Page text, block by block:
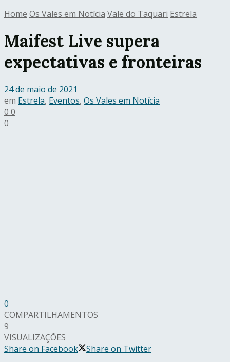
Home Os Vales em Notícia Vale do Taquari Estrela
Maifest Live supera
expectativas e fronteiras
24 de maio de 2021
em Estrela, Eventos, Os Vales em Notícia
0 0
0
0
COMPARTILHAMENTOS
9
VISUALIZAÇÕES
Share on Facebook
Share on Twitter